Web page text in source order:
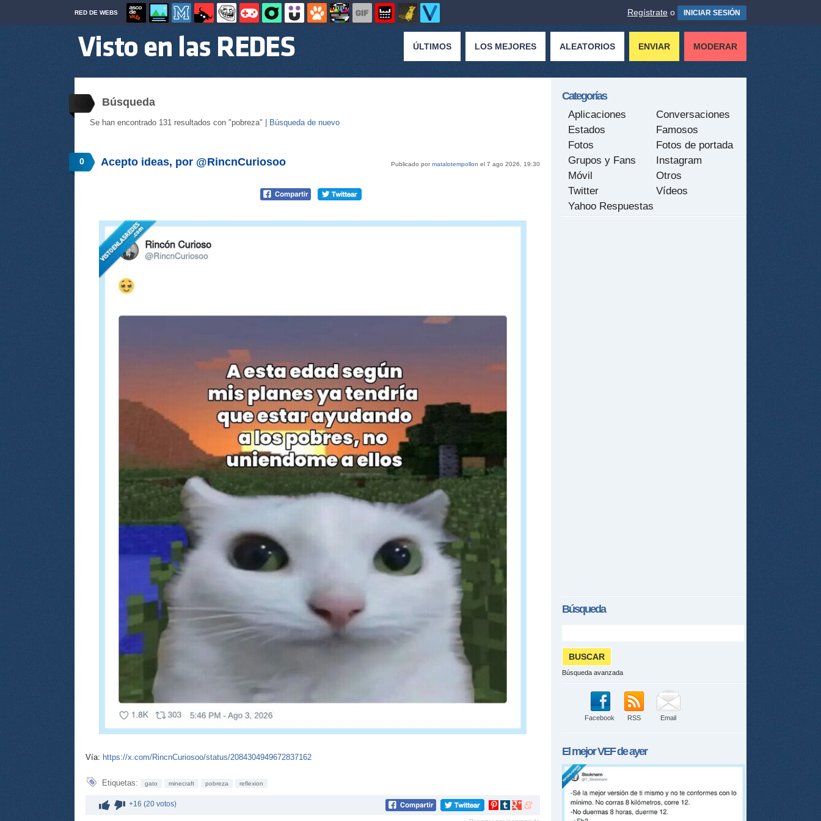
RED DE WEBS Regístrate o INICIAR SESIÓN
ÚLTIMOS LOS MEJORES ALEATORIOS ENVIAR MODERAR
Búsqueda
Se han encontrado 131 resultados con "pobreza" | Búsqueda de nuevo
0 Publicado pormatalotempollon el 7 ago 2026, 19:30
Acepto ideas, por @RincnCuriosoo
Vía: https://x.com/RincnCuriosoo/status/2084304949672837162
Etiquetas: gato minecraft pobreza reflexion
+16 (20 votos)
Compartir
Compartir
Compartir
Compartir
Categorías
Aplicaciones
Conversaciones
Estados
Famosos
Fotos
Fotos de portada
Grupos y Fans
Instagram
Móvil
Otros
Twitter
Vídeos
Yahoo Respuestas
Búsqueda
Búsqueda avanzada
Facebook RSS Email
El mejorVEFde ayer